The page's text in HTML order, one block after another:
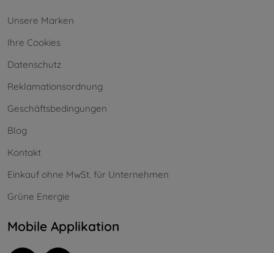
Unsere Marken
Ihre Cookies
Datenschutz
Reklamationsordnung
Geschäftsbedingungen
Blog
Kontakt
Einkauf ohne MwSt. für Unternehmen
Grüne Energie
Mobile Applikation